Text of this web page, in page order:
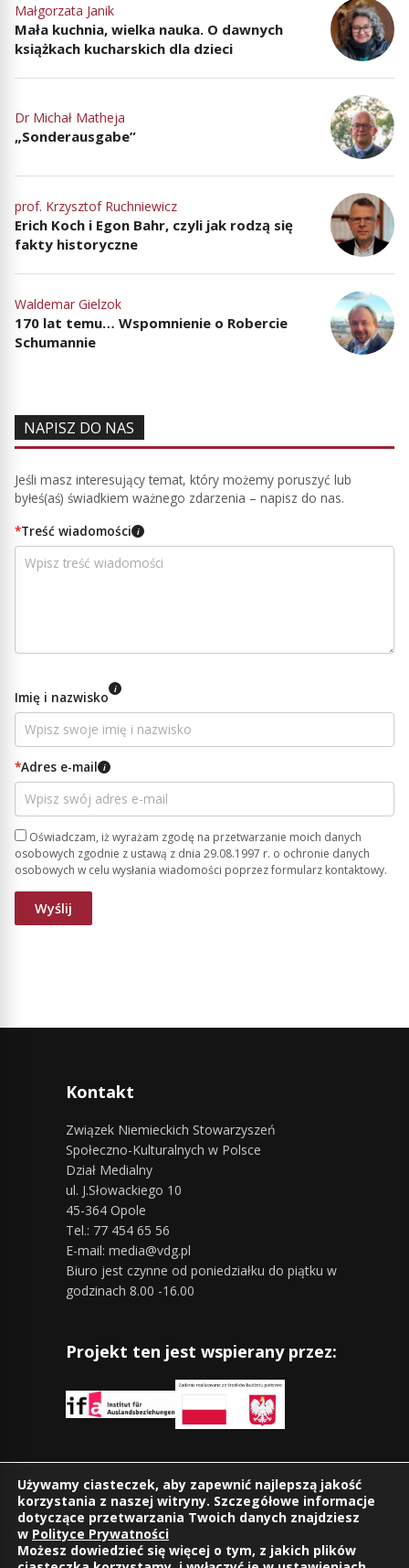
Małgorzata Janik
Mała kuchnia, wielka nauka. O dawnych
książkach kucharskich dla dzieci
Dr Michał Matheja
„Sonderausgabe”
prof. Krzysztof Ruchniewicz
Erich Koch i Egon Bahr, czyli jak rodzą się
fakty historyczne
Waldemar Gielzok
170 lat temu… Wspomnienie o Robercie
Schumannie
NAPISZ DO NAS
Jeśli masz interesujący temat, który możemy poruszyć lub
byłeś(aś) świadkiem ważnego zdarzenia – napisz do nas.
*Treść wiadomości i
Imię i nazwisko i
*Adres e-mail i
Oświadczam, iż wyrażam zgodę na przetwarzanie moich danych
osobowych zgodnie z ustawą z dnia 29.08.1997 r. o ochronie danych
osobowych w celu wysłania wiadomości poprzez formularz kontaktowy.
Kontakt
Związek Niemieckich Stowarzyszeń
Społeczno-Kulturalnych w Polsce
Dział Medialny
ul. J.Słowackiego 10
45-364 Opole
Tel.: 77 454 65 56
E-mail: media@vdg.pl
Biuro jest czynne od poniedziałku do piątku w
godzinach 8.00 -16.00
Projekt ten jest wspierany przez:
Znajdziesz nas również na:
Używamy ciasteczek, aby zapewnić najlepszą jakość
korzystania z naszej witryny. Szczegółowe informacje
dotyczące przetwarzania Twoich danych znajdziesz
w Polityce Prywatności
Możesz dowiedzieć się więcej o tym, z jakich plików